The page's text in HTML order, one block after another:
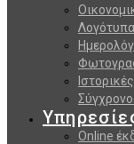
Λογότυπα
Online